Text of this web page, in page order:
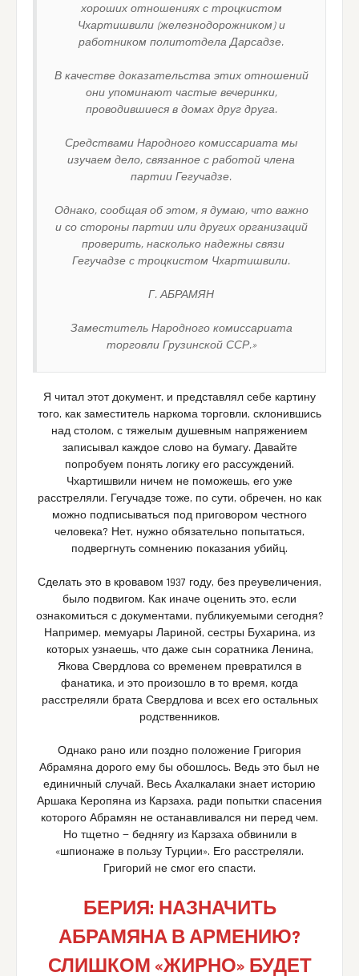
хороших отношениях с троцкистом
Чхартишвили (железнодорожником) и
работником политотдела Дарсадзе.
В качестве доказательства этих отношений
они упоминают частые вечеринки,
проводившиеся в домах друг друга.
Средствами Народного комиссариата мы
изучаем дело, связанное с работой члена
партии Гегучадзе.
Однако, сообщая об этом, я думаю, что важно
и со стороны партии или других организаций
проверить, насколько надежны связи
Гегучадзе с троцкистом Чхартишвили.
Г. АБРАМЯН
Заместитель Народного комиссариата
торговли Грузинской ССР.»
Я читал этот документ, и представлял себе картину
того, как заместитель наркома торговли, склонившись
над столом, с тяжелым душевным напряжением
записывал каждое слово на бумагу. Давайте
попробуем понять логику его рассуждений.
Чхартишвили ничем не поможешь, его уже
расстреляли. Гегучадзе тоже, по сути, обречен, но как
можно подписываться под приговором честного
человека? Нет, нужно обязательно попытаться,
подвергнуть сомнению показания убийц.
Сделать это в кровавом 1937 году, без преувеличения,
было подвигом. Как иначе оценить это, если
ознакомиться с документами, публикуемыми сегодня?
Например, мемуары Лариной, сестры Бухарина, из
которых узнаешь, что даже сын соратника Ленина,
Якова Свердлова со временем превратился в
фанатика, и это произошло в то время, когда
расстреляли брата Свердлова и всех его остальных
родственников.
Однако рано или поздно положение Григория
Абрамяна дорого ему бы обошлось. Ведь это был не
единичный случай. Весь Ахалкалаки знает историю
Аршака Керопяна из Карзаха, ради попытки спасения
которого Абрамян не останавливался ни перед чем.
Но тщетно — беднягу из Карзаха обвинили в
«шпионаже в пользу Турции». Его расстреляли.
Григорий не смог его спасти.
БЕРИЯ: НАЗНАЧИТЬ
АБРАМЯНА В АРМЕНИЮ?
СЛИШКОМ «ЖИРНО» БУДЕТ